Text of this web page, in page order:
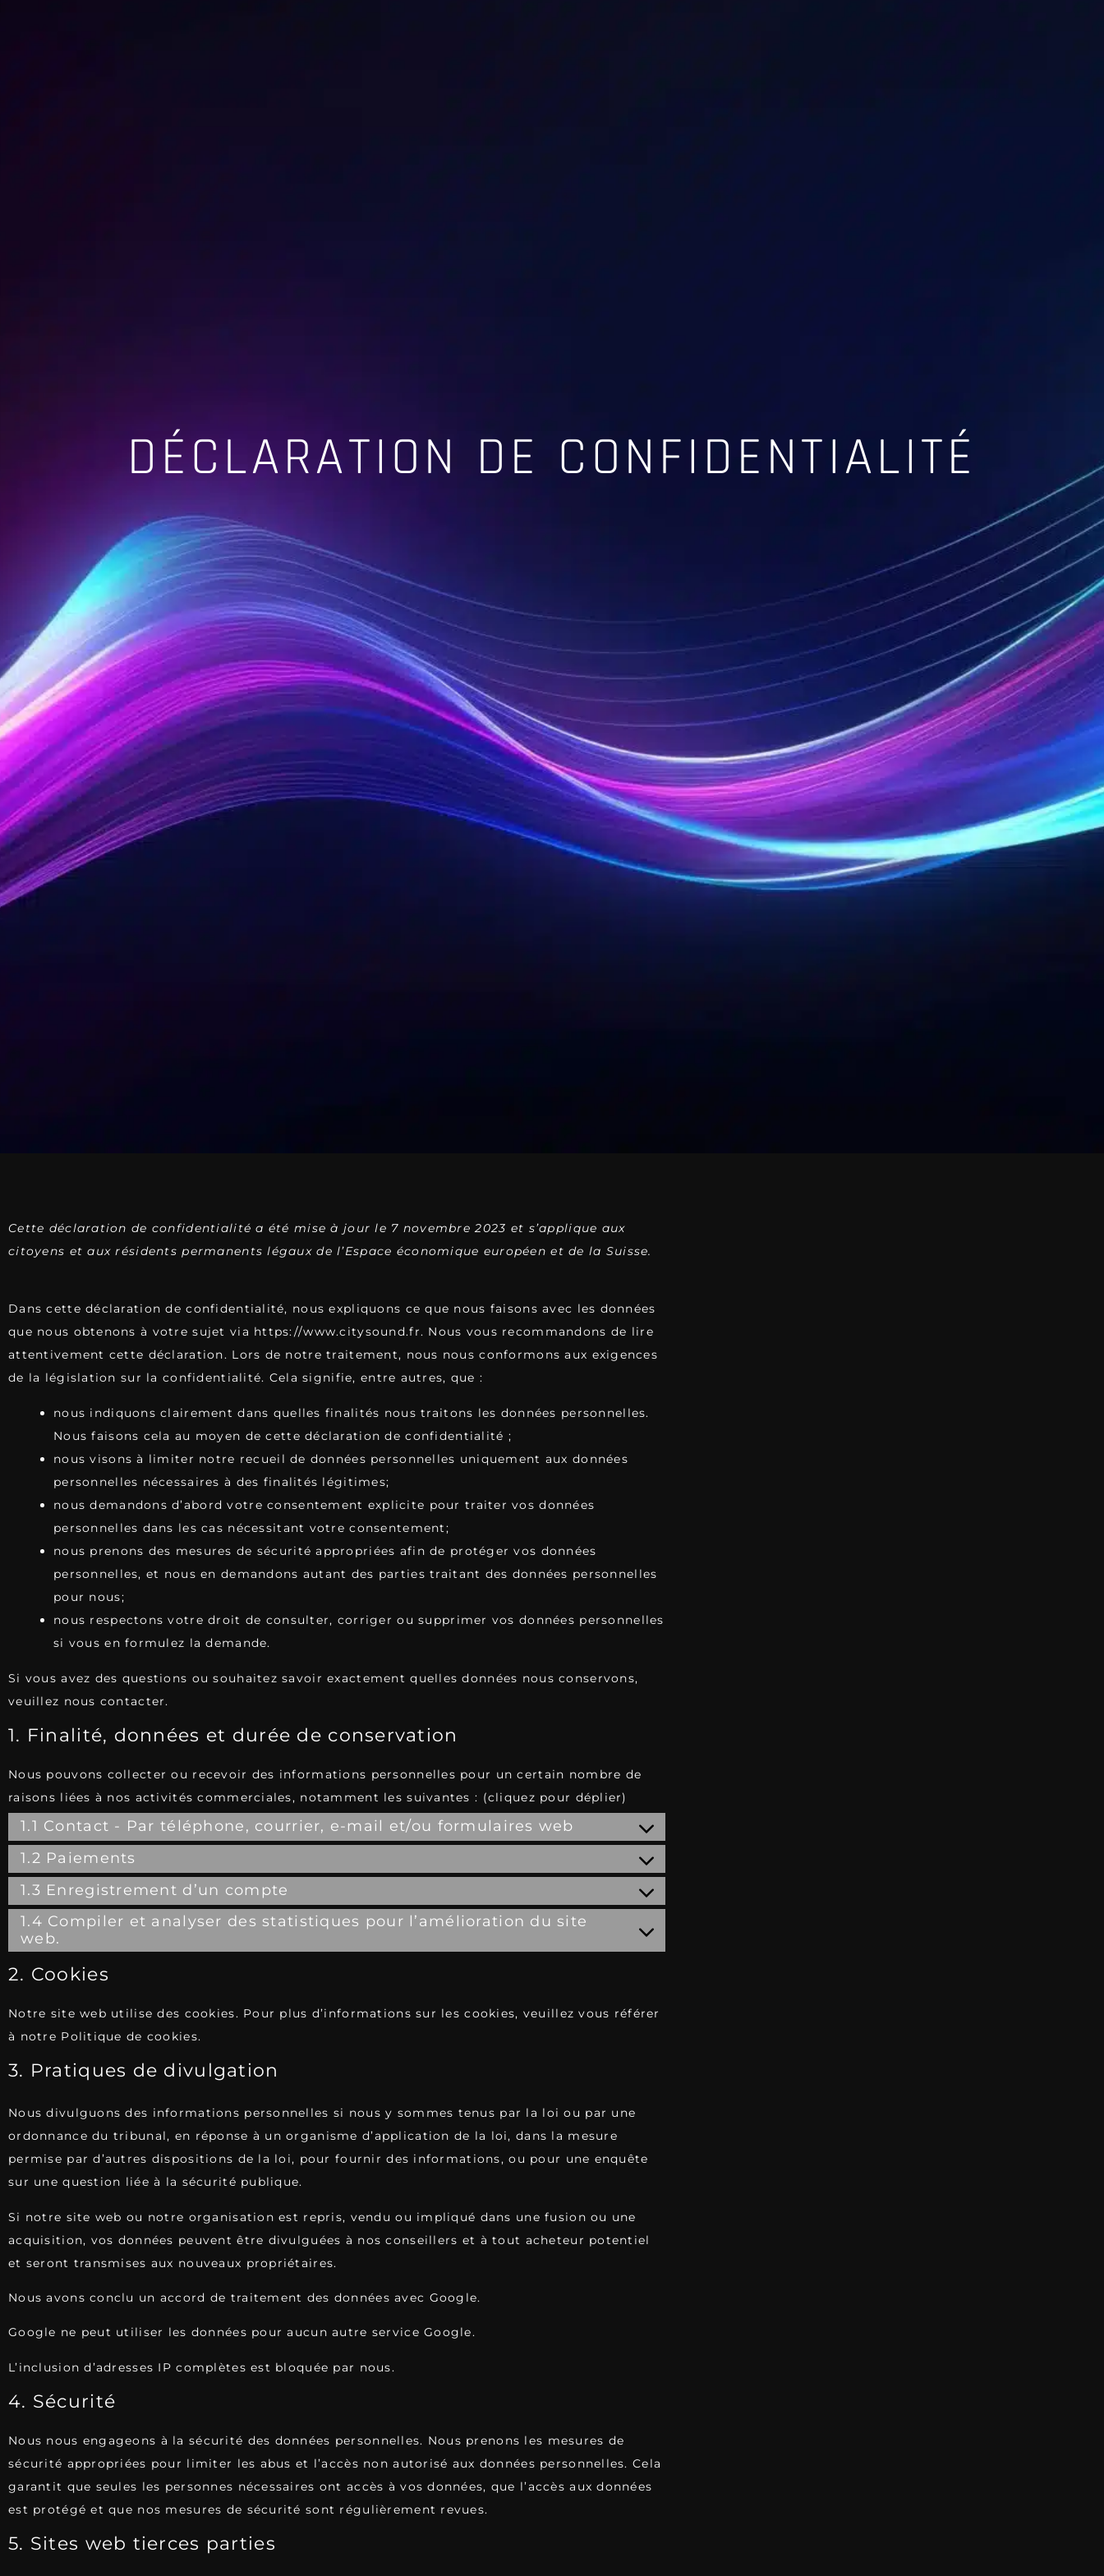
DÉCLARATION DE CONFIDENTIALITÉ
Cette déclaration de confidentialité a été mise à jour le 7 novembre 2023 et s’applique aux
citoyens et aux résidents permanents légaux de l’Espace économique européen et de la Suisse.
Dans cette déclaration de confidentialité, nous expliquons ce que nous faisons avec les données
que nous obtenons à votre sujet via https://www.citysound.fr. Nous vous recommandons de lire
attentivement cette déclaration. Lors de notre traitement, nous nous conformons aux exigences
de la législation sur la confidentialité. Cela signifie, entre autres, que :
nous indiquons clairement dans quelles finalités nous traitons les données personnelles.
Nous faisons cela au moyen de cette déclaration de confidentialité ;
nous visons à limiter notre recueil de données personnelles uniquement aux données
personnelles nécessaires à des finalités légitimes;
nous demandons d’abord votre consentement explicite pour traiter vos données
personnelles dans les cas nécessitant votre consentement;
nous prenons des mesures de sécurité appropriées afin de protéger vos données
personnelles, et nous en demandons autant des parties traitant des données personnelles
pour nous;
nous respectons votre droit de consulter, corriger ou supprimer vos données personnelles
si vous en formulez la demande.
Si vous avez des questions ou souhaitez savoir exactement quelles données nous conservons,
veuillez nous contacter.
1. Finalité, données et durée de conservation
Nous pouvons collecter ou recevoir des informations personnelles pour un certain nombre de
raisons liées à nos activités commerciales, notamment les suivantes : (cliquez pour déplier)
1.1 Contact - Par téléphone, courrier, e-mail et/ou formulaires web
1.2 Paiements
1.3 Enregistrement d’un compte
1.4 Compiler et analyser des statistiques pour l’amélioration du site
web.
2. Cookies
Notre site web utilise des cookies. Pour plus d’informations sur les cookies, veuillez vous référer
à notre Politique de cookies.
3. Pratiques de divulgation
Nous divulguons des informations personnelles si nous y sommes tenus par la loi ou par une
ordonnance du tribunal, en réponse à un organisme d’application de la loi, dans la mesure
permise par d’autres dispositions de la loi, pour fournir des informations, ou pour une enquête
sur une question liée à la sécurité publique.
Si notre site web ou notre organisation est repris, vendu ou impliqué dans une fusion ou une
acquisition, vos données peuvent être divulguées à nos conseillers et à tout acheteur potentiel
et seront transmises aux nouveaux propriétaires.
Nous avons conclu un accord de traitement des données avec Google.
Google ne peut utiliser les données pour aucun autre service Google.
L’inclusion d’adresses IP complètes est bloquée par nous.
4. Sécurité
Nous nous engageons à la sécurité des données personnelles. Nous prenons les mesures de
sécurité appropriées pour limiter les abus et l’accès non autorisé aux données personnelles. Cela
garantit que seules les personnes nécessaires ont accès à vos données, que l’accès aux données
est protégé et que nos mesures de sécurité sont régulièrement revues.
5. Sites web tierces parties